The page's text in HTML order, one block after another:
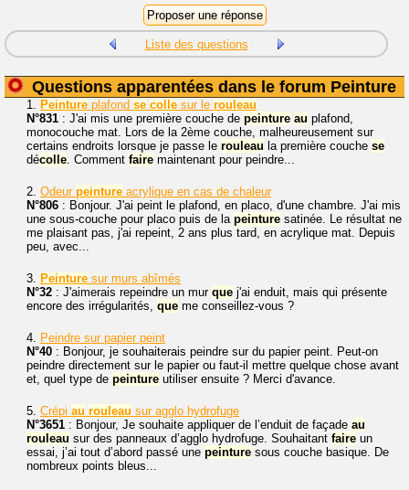
Liste des questions
Questions apparentées dans le forum Peinture
1. Peinture plafond se colle sur le rouleau
N°831 : J'ai mis une première couche de peinture au plafond,
monocouche mat. Lors de la 2ème couche, malheureusement sur
certains endroits lorsque je passe le rouleau la première couche se
décolle. Comment faire maintenant pour peindre...
2. Odeur peinture acrylique en cas de chaleur
N°806 : Bonjour. J'ai peint le plafond, en placo, d'une chambre. J'ai mis
une sous-couche pour placo puis de la peinture satinée. Le résultat ne
me plaisant pas, j'ai repeint, 2 ans plus tard, en acrylique mat. Depuis
peu, avec...
3. Peinture sur murs abîmés
N°32 : J'aimerais repeindre un mur que j'ai enduit, mais qui présente
encore des irrégularités, que me conseillez-vous ?
4. Peindre sur papier peint
N°40 : Bonjour, je souhaiterais peindre sur du papier peint. Peut-on
peindre directement sur le papier ou faut-il mettre quelque chose avant
et, quel type de peinture utiliser ensuite ? Merci d'avance.
5. Crépi au rouleau sur agglo hydrofuge
N°3651 : Bonjour, Je souhaite appliquer de l’enduit de façade au
rouleau sur des panneaux d’agglo hydrofuge. Souhaitant faire un
essai, j’ai tout d’abord passé une peinture sous couche basique. De
nombreux points bleus...